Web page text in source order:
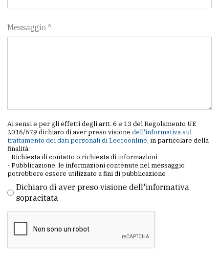
Messaggio *
Ai sensi e per gli effetti degli artt. 6 e 13 del Regolamento UE
2016/679 dichiaro di aver preso visione dell'informativa sul
trattamento dei dati personali di Leccoonline, in particolare della
finalità:
- Richiesta di contatto o richiesta di informazioni
- Pubblicazione: le informazioni contenute nel messaggio
potrebbero essere utilizzate a fini di pubblicazione
Dichiaro di aver preso visione dell'informativa
sopracitata